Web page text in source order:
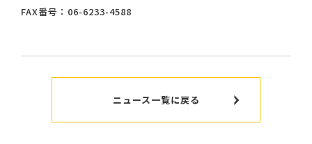
FAX番号：06-6233-4588
ニュース一覧に戻る